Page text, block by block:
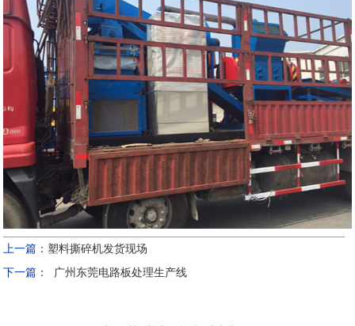
上一篇： 塑料撕碎机发货现场
下一篇：
广州东莞电路板处理生产线